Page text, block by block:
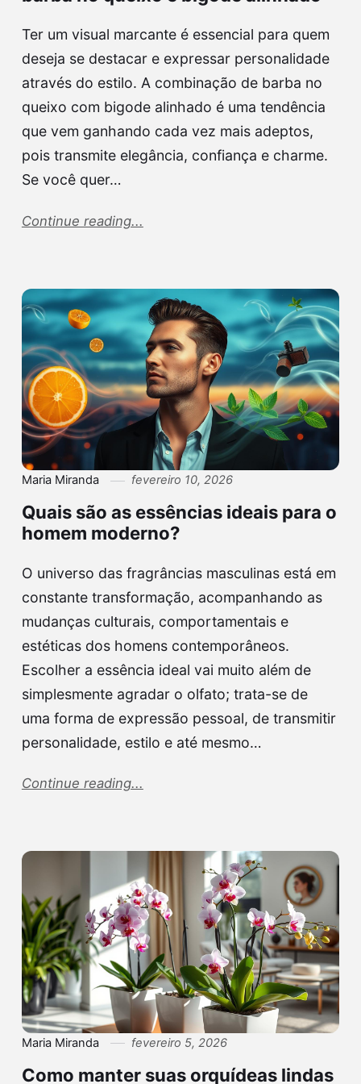
Ter um visual marcante é essencial para quem
deseja se destacar e expressar personalidade
através do estilo. A combinação de barba no
queixo com bigode alinhado é uma tendência
que vem ganhando cada vez mais adeptos,
pois transmite elegância, confiança e charme.
Se você quer…
Continue reading...
Maria Miranda fevereiro 10, 2026
Quais são as essências ideais para o
homem moderno?
O universo das fragrâncias masculinas está em
constante transformação, acompanhando as
mudanças culturais, comportamentais e
estéticas dos homens contemporâneos.
Escolher a essência ideal vai muito além de
simplesmente agradar o olfato; trata-se de
uma forma de expressão pessoal, de transmitir
personalidade, estilo e até mesmo…
Continue reading...
Maria Miranda fevereiro 5, 2026
Como manter suas orquídeas lindas